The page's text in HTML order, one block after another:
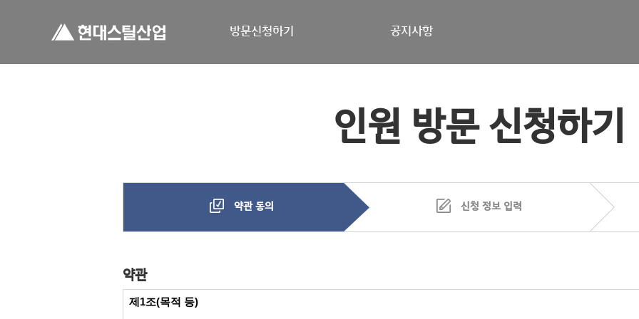
방문신청하기 공지사항
인원 방문 신청하기
약관 동의 신청 정보 입력
약관